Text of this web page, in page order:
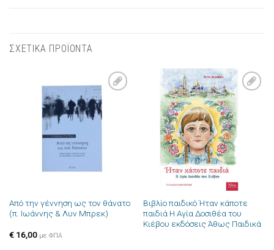
ΣΧΕΤΙΚΑ ΠΡΟΪΟΝΤΑ
Πρόσθήκη
στην λίστα
επιθυμιών
Από την γέννηση ως τον θάνατο
(π. Ιωάννης & Λυν Μπρεκ)
€16,00 με ΦΠΑ
Πρόσθήκη
στην λίστα
επιθυμιών
Βιβλίο παιδικό Ήταν κάποτε
παιδιά Η Αγία Δοσιθέα του
Κιέβου εκδόσεις Άθως Παιδικά